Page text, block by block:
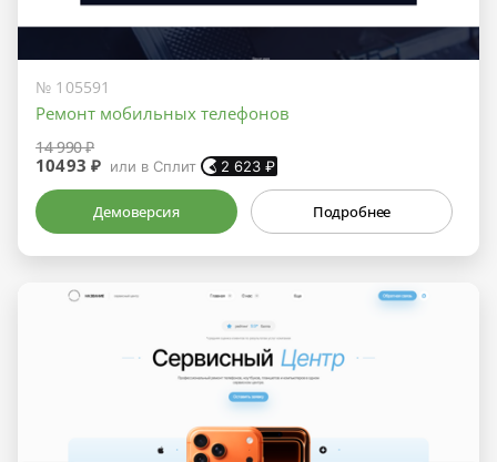
№ 105591
Ремонт мобильных телефонов
14 990 ₽
10493 ₽ или в Сплит 2 623 ₽
Демоверсия Подробнее